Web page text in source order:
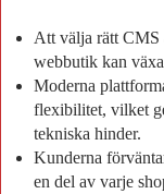
Att välja rätt CMS
webbutik kan
Moderna
flexibilitet, vilket
tekniska hinder.
Kunderna
en del av varje